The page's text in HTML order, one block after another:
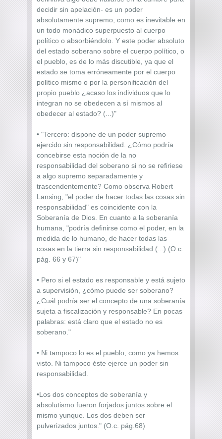
decidir sin apelación- es un poder
absolutamente supremo, como es inevitable en
un todo monádico superpuesto al cuerpo
político o absorbiéndolo. Y este poder absoluto
del estado soberano sobre el cuerpo político, o
el pueblo, es de lo más discutible, ya que el
estado se toma erróneamente por el cuerpo
político mismo o por la personificación del
propio pueblo ¿acaso los individuos que lo
integran no se obedecen a sí mismos al
obedecer al estado? (...)"
• "Tercero: dispone de un poder supremo
ejercido sin responsabilidad. ¿Cómo podría
concebirse esta noción de la no
responsabilidad del soberano si no se refiriese
a algo supremo separadamente y
trascendentemente? Como observa Robert
Lansing, "el poder de hacer todas las cosas sin
responsabilidad" es coincidente con la
Soberanía de Dios. En cuanto a la soberanía
humana, "podría definirse como el poder, en la
medida de lo humano, de hacer todas las
cosas en la tierra sin responsabilidad.(...) (O.c.
pág. 66 y 67)"
• Pero si el estado es responsable y está sujeto
a supervisión, ¿cómo puede ser soberano?
¿Cuál podría ser el concepto de una soberanía
sujeta a fiscalización y responsable? En pocas
palabras: está claro que el estado no es
soberano."
• Ni tampoco lo es el pueblo, como ya hemos
visto. Ni tampoco éste ejerce un poder sin
responsabilidad.
•Los dos conceptos de soberanía y
absolutismo fueron forjados juntos sobre el
mismo yunque. Los dos deben ser
pulverizados juntos." (O.c. pág.68)